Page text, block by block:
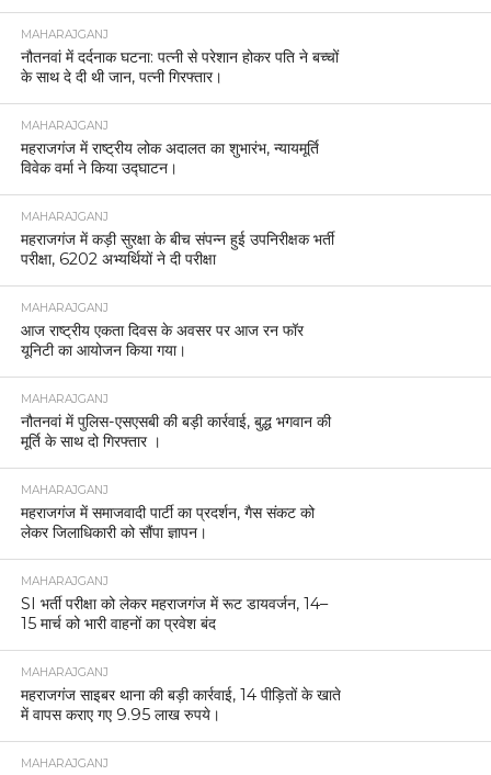
MAHARAJGANJ
नौतनवां में दर्दनाक घटना: पत्नी से परेशान होकर पति ने बच्चों
के साथ दे दी थी जान, पत्नी गिरफ्तार।
MAHARAJGANJ
महराजगंज में राष्ट्रीय लोक अदालत का शुभारंभ, न्यायमूर्ति
विवेक वर्मा ने किया उद्घाटन।
MAHARAJGANJ
महराजगंज में कड़ी सुरक्षा के बीच संपन्न हुई उपनिरीक्षक भर्ती
परीक्षा, 6202 अभ्यर्थियों ने दी परीक्षा
MAHARAJGANJ
आज राष्ट्रीय एकता दिवस के अवसर पर आज रन फॉर
यूनिटी का आयोजन किया गया।
MAHARAJGANJ
नौतनवां में पुलिस-एसएसबी की बड़ी कार्रवाई, बुद्ध भगवान की
मूर्ति के साथ दो गिरफ्तार ।
MAHARAJGANJ
महराजगंज में समाजवादी पार्टी का प्रदर्शन, गैस संकट को
लेकर जिलाधिकारी को सौंपा ज्ञापन।
MAHARAJGANJ
SI भर्ती परीक्षा को लेकर महराजगंज में रूट डायवर्जन, 14–
15 मार्च को भारी वाहनों का प्रवेश बंद
MAHARAJGANJ
महराजगंज साइबर थाना की बड़ी कार्रवाई, 14 पीड़ितों के खाते
में वापस कराए गए 9.95 लाख रुपये।
MAHARAJGANJ